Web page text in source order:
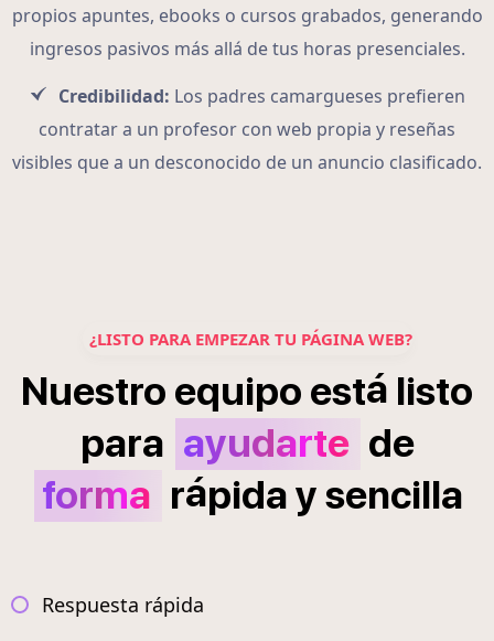
propios apuntes, ebooks o cursos grabados, generando
ingresos pasivos más allá de tus horas presenciales.
Credibilidad: Los padres camargueses prefieren
contratar a un profesor con web propia y reseñas
visibles que a un desconocido de un anuncio clasificado.
¿LISTO PARA EMPEZAR TU PÁGINA WEB?
Nuestro equipo está listo
para ayudarte de
forma rápidaysencilla
Respuesta rápida